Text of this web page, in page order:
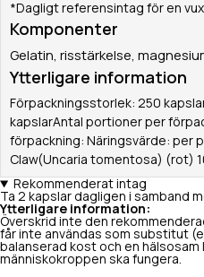
*Dagligt referensintag för en
Komponenter
Gelatin, risstärkelse,
Ytterligare information
Förpackningsstorlek: 250
kapslarAntal portioner per
förpackning: Näringsvärde: per
Claw(Uncaria tomentosa) (rot)
Rekommenderat intag
Ta 2 kapslar dagligen i samband
Ytterligare information:
Överskrid inte den
får inte användas som substitut
balanserad kost och en
människokroppen ska fungera.